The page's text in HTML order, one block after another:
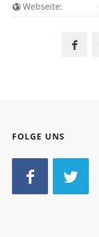
Webseite:
FOLGE UNS